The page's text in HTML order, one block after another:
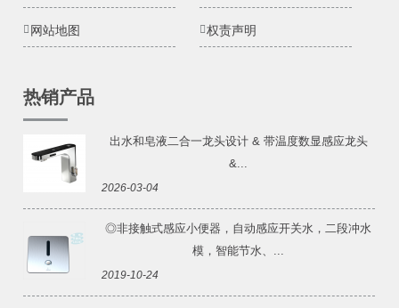
网站地图 权责声明
热销产品
出水和皂液二合一龙头设计 & 带温度数显感应龙头
&...
2026-03-04
◎非接触式感应小便器，自动感应开关水，二段冲水
模，智能节水、...
2019-10-24